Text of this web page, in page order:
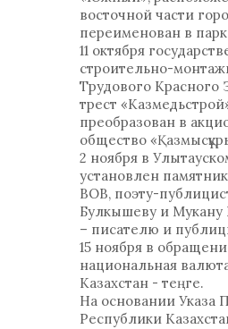
восточной части
переименован в
11 октября
строительно-
Трудового Красного
трест
преобразован в
общество
2 ноября в
установлен
ВОВ, поэту-
Булкышеву и
– писателю и
15 ноября в
национальная
Казахстан - теңге.
На основании Указа
Республики